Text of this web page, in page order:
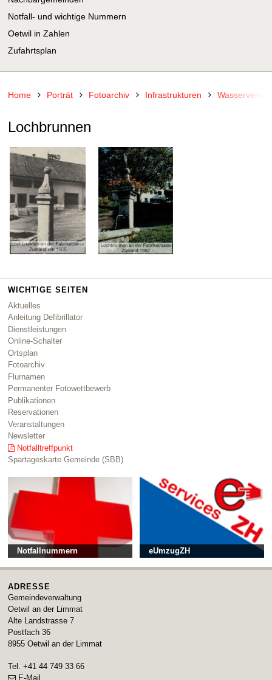
Notfall- und wichtige Nummern
Oetwil in Zahlen
Zufahrtsplan
Home Porträt Fotoarchiv Infrastrukturen
Lochbrunnen
WICHTIGE SEITEN
Aktuelles
Anleitung Defibrillator
Dienstleistungen
Online-Schalter
Ortsplan
Fotoarchiv
Flurnamen
Permanenter Fotowettbewerb
Publikationen
Reservationen
Veranstaltungen
Newsletter
Notfalltreffpunkt
Spartageskarte Gemeinde (SBB)
Notfallnummern eUmzugZH
ADRESSE
Gemeindeverwaltung
Oetwil an der Limmat
Alte Landstrasse 7
Postfach 36
8955 Oetwil an der Limmat
Tel.+41 44 749 33 66
E-Mail